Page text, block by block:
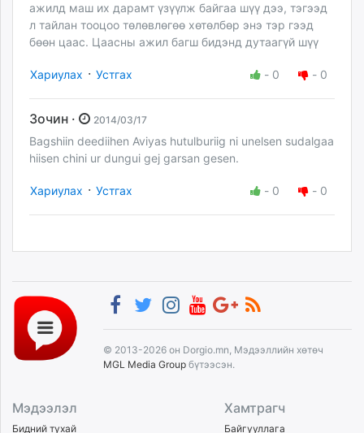
ажилд маш их дарамт үзүүлж байгаа шүү дээ, тэгээд
л тайлан тооцоо төлөвлөгөө хөтөлбөр энэ тэр гээд
бөөн цаас. Цаасны ажил багш бидэнд дутаагүй шүү
Хариулах · Устгах - 0 - 0
Зочин · 2014/03/17
Bagshiin deediihen Aviyas hutulburiig ni unelsen sudalgaa
hiisen chini ur dungui gej garsan gesen.
Хариулах · Устгах - 0 - 0
© 2013-2026 он Dorgio.mn, Мэдээллийн хөтөч
MGL Media Group бүтээсэн.
Мэдээлэл
Бидний тухай
Хамтрагч
Байгууллага